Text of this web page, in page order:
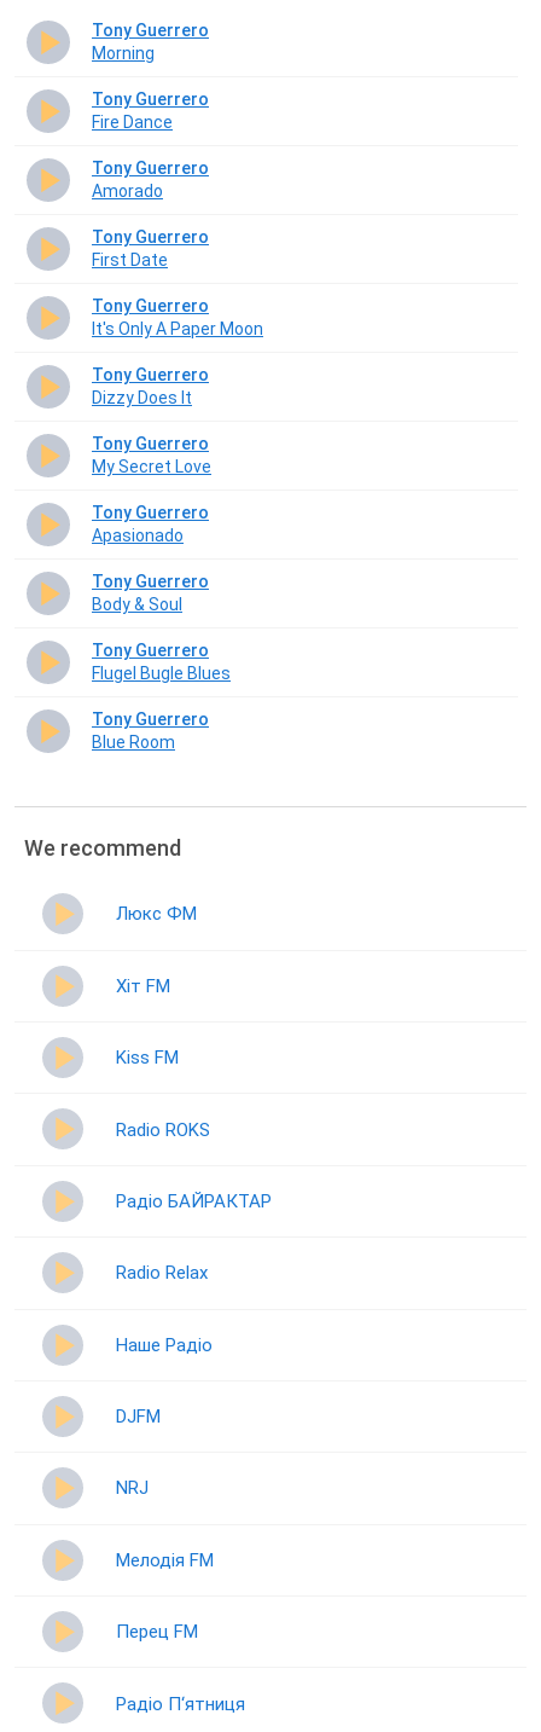
Tony Guerrero
Morning
Tony Guerrero
Fire Dance
Tony Guerrero
Amorado
Tony Guerrero
First Date
Tony Guerrero
It's Only A Paper Moon
Tony Guerrero
Dizzy Does It
Tony Guerrero
My Secret Love
Tony Guerrero
Apasionado
Tony Guerrero
Body & Soul
Tony Guerrero
Flugel Bugle Blues
Tony Guerrero
Blue Room
We recommend
Люкс ФМ
Хіт FM
Kiss FM
Radio ROKS
Радіо БАЙРАКТАР
Radio Relax
Наше Радіо
DJFM
NRJ
Мелодія FM
Перец FM
Радіо П‘ятниця